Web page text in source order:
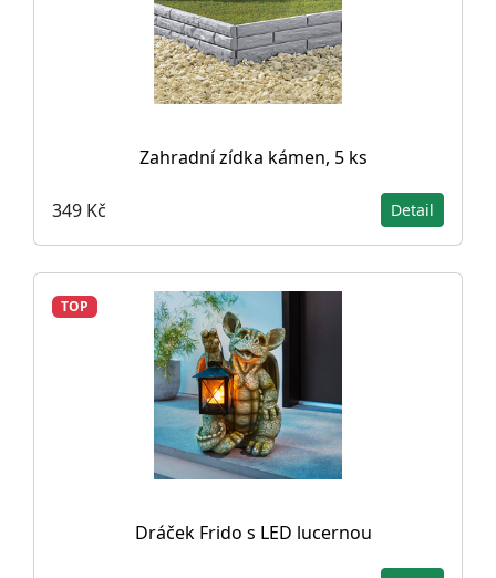
Zahradní zídka kámen, 5 ks
349 Kč Detail
TOP
Dráček Frido s LED lucernou